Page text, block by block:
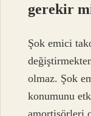
gerekir
Şok emici
olmaz. Şok
konumunu
amortisörleri